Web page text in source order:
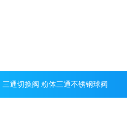
三通切换阀 粉体三通不锈钢球阀